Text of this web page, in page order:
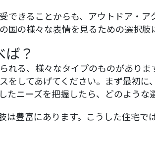
できることからも、アウトドア・
国の様々な表情を見るための選択肢
？
れる、様々なタイプのものがあり
をしてあげてください。まず最初
たニーズを把握したら、どのような
は豊富にあります。こうした住宅